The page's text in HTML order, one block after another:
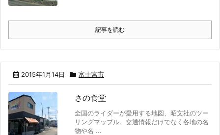
記事を読む
2015年1月14日 富士宮市
さの食堂
全国のライダーが愛用する地図、昭文社のツー
リングマップル。交通情報だけでなく各地の名
物や名 ...